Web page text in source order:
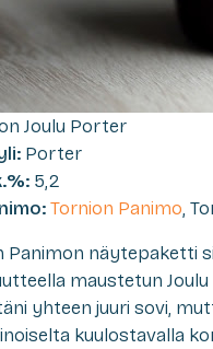
Joulu Porter
Porter
5,2
Tornion Panimo,
Panimon näytepaketti
maustetun
yhteen juuri sovi,
kuulostavalla